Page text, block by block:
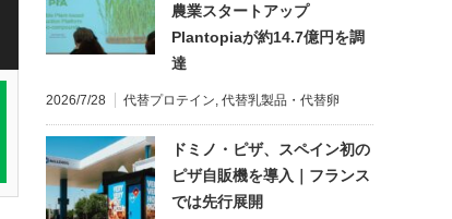
農業スタートアップ
Plantopiaが約14.7億円を調
達
2026/7/28 代替プロテイン 代替乳製品・代替卵
ドミノ・ピザ、スペイン初の
ピザ自販機を導入｜フランス
では先行展開